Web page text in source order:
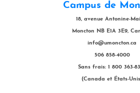
Campus de
18, avenue Antonine-
Moncton NB E1A 3E9,
info@umoncton.ca
506 858-4000
Sans frais: 1 800 363-
(Canada et États-